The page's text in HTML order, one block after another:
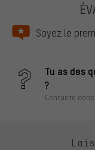
Soyez le
Tu as des
?
Contacte